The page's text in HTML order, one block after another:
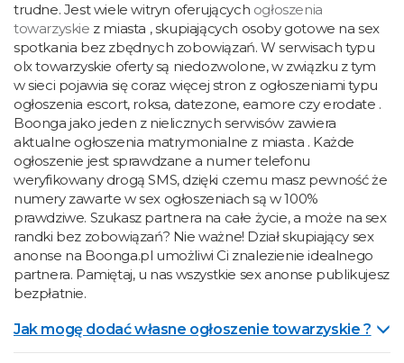
trudne. Jest wiele witryn oferujących ogłoszenia
towarzyskie z miasta , skupiających osoby gotowe na sex
spotkania bez zbędnych zobowiązań. W serwisach typu
olx towarzyskie oferty są niedozwolone, w związku z tym
w sieci pojawia się coraz więcej stron z ogłoszeniami typu
ogłoszenia escort, roksa, datezone, eamore czy erodate .
Boonga jako jeden z nielicznych serwisów zawiera
aktualne ogłoszenia matrymonialne z miasta . Każde
ogłoszenie jest sprawdzane a numer telefonu
weryfikowany drogą SMS, dzięki czemu masz pewność że
numery zawarte w sex ogłoszeniach są w 100%
prawdziwe. Szukasz partnera na całe życie, a może na sex
randki bez zobowiązań? Nie ważne! Dział skupiający sex
anonse na Boonga.pl umożliwi Ci znalezienie idealnego
partnera. Pamiętaj, u nas wszystkie sex anonse publikujesz
bezpłatnie.
Jak mogę dodać własne ogłoszenie towarzyskie ?